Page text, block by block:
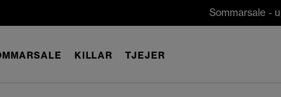
Sommarsale -
KILLAR TJEJER